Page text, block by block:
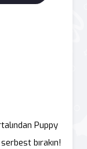
Puppy
bırakın!